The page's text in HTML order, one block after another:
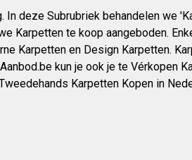
deze Subrubriek behandelen we
Karpetten te koop aangeboden.
Karpetten en Design Karpetten.
kun je ook je te Vérkopen
Karpetten Kopen in